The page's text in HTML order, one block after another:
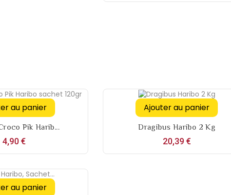
au panier
Pik Harib...
4,90 €Prix
Ajouter au panier
Dragibus Haribo 2 Kg
20,39 €Prix
au panier